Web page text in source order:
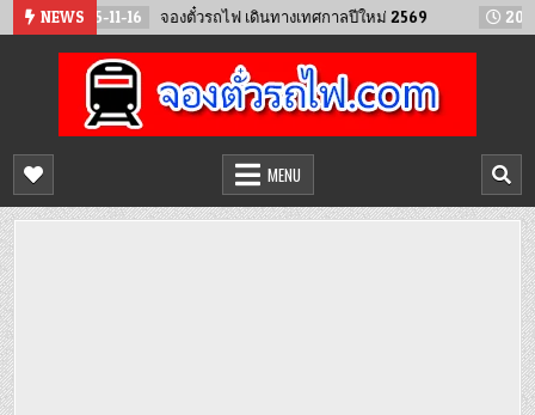
Skip NEWS
จองตั๋วรถไฟ เดินทางเทศกาลปีใหม่ 2569 2025-02-12 จองตั๋
จองตั๋วรถไฟออนไลน์
จำหน่ายตั๋วรถไฟล่วงหน้า จองได้ 24 ชั่วโมง
MENU